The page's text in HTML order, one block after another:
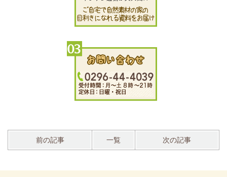
前の記事 一覧 次の記事